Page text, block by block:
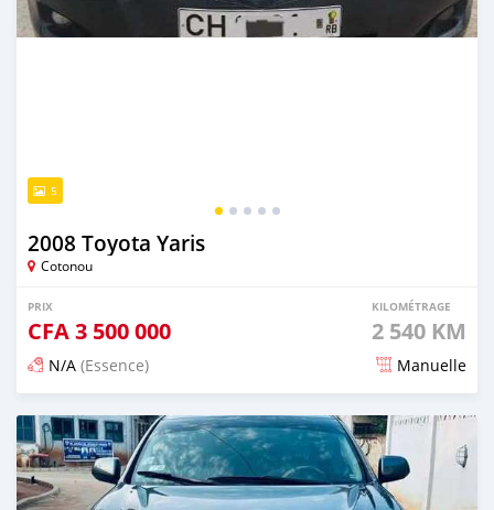
5
2008 Toyota Yaris
Cotonou
PRIX
CFA3 500 000
KILOMÉTRAGE
2 540 KM
N/A (Essence) Manuelle
Publié il y a 5 jours